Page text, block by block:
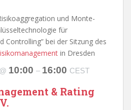
und Monte-
für
Controlling” bei der Sitzung des
in Dresden
@ 10:00 – 16:00 CEST
& Rating